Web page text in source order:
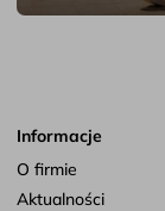
Informacje
O firmie
Aktualności